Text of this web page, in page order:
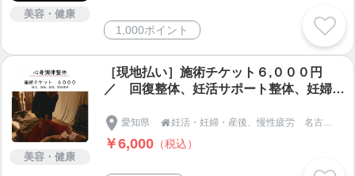
美容・健康
1,000ポイント
美容・健康
［現地払い］施術チケット６,０００円
／ 回復整体、妊活サポート整体、妊婦整
愛知県  妊活・妊婦・産後、慢性疲労 名古屋市天白区の【整体＆足つぼ 和恩（わおん）】
￥6,000 （税込）